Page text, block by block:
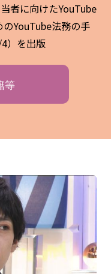
者に向けたYouTube
YouTube法務の手
）を出版
等